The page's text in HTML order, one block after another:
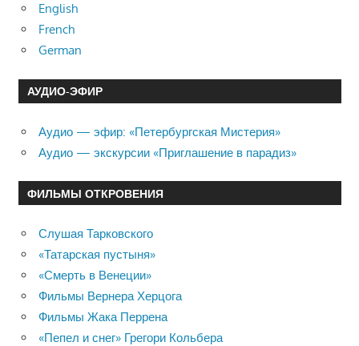
English
French
German
АУДИО-ЭФИР
Аудио — эфир: «Петербургская Мистерия»
Аудио — экскурсии «Приглашение в парадиз»
ФИЛЬМЫ ОТКРОВЕНИЯ
Слушая Тарковского
«Татарская пустыня»
«Смерть в Венеции»
Фильмы Вернера Херцога
Фильмы Жака Перрена
«Пепел и снег» Грегори Кольбера